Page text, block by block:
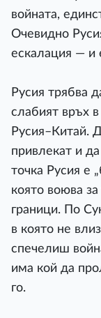
войната,
Очевидно
ескалация — и
Русия трябва
слабият връх
Русия–Китай.
привлекат и
точка Русия е
която воюва
граници. По
в която не
спечелиш
има кой да
го.